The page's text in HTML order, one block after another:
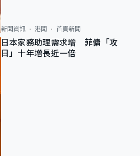
新聞資訊 港聞 首頁新聞
日本家務助理需求增 菲傭「攻
日」十年增長近一倍